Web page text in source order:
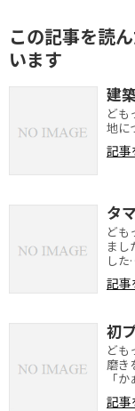
この記事を読
います
建
ども
地に
記事
タ
ども
まし
し
記事
初
ども
磨き
「
記事